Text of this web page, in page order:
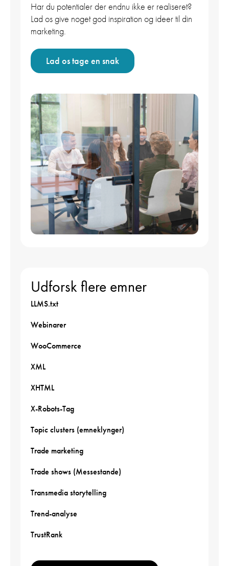
Har du potentialer der endnu ikke er realiseret?
Lad os give noget god inspiration og ideer til din
marketing.
Lad os tage en snak
Udforsk flere emner
LLMS.txt
Webinarer
WooCommerce
XML
XHTML
X-Robots-Tag
Topic clusters (emneklynger)
Trade marketing
Trade shows (Messestande)
Transmedia storytelling
Trend-analyse
TrustRank